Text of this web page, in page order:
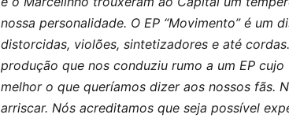
nossa personalidade. O EP “Movimento” é um
distorcidas, violões, sintetizadores e até
produção que nos conduziu rumo a um EP
melhor o que queríamos dizer aos nossos fãs.
arriscar. Nós acreditamos que seja possível